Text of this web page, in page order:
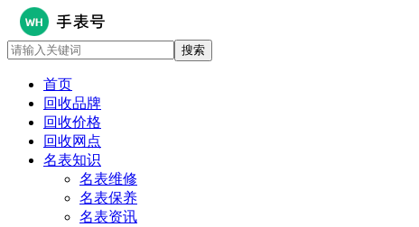
首页
回收品牌
回收价格
回收网点
名表知识
名表维修
名表保养
名表资讯